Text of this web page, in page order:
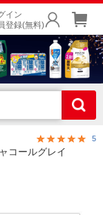
イン
登録(無料)
5
コールグレイ